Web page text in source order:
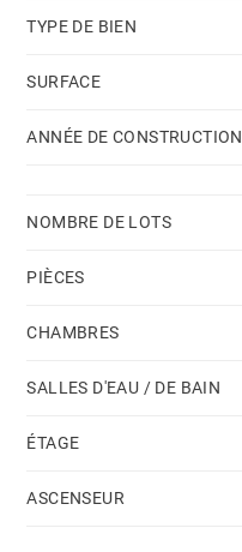
TYPE DE BIEN
SURFACE
ANNÉE DE CONSTRUCTION
NOMBRE DE LOTS
PIÈCES
CHAMBRES
SALLES D'EAU / DE BAIN
ÉTAGE
ASCENSEUR